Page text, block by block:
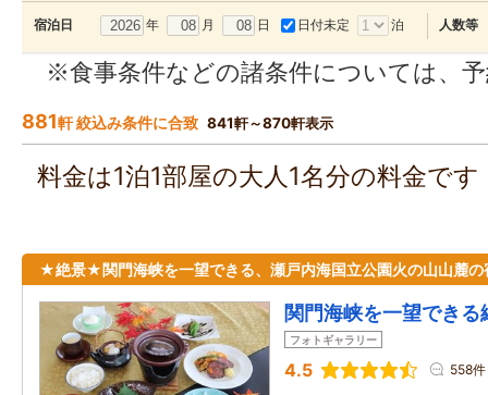
宿泊日 年 月 日 日付未定 泊 人数等
※食事条件などの諸条件については、
881軒 絞込み条件に合致 841軒～870軒表示
料金は1泊1部屋の大人1名分の料金で
★絶景★関門海峡を一望できる、瀬戸内海国立公園火の山山麓の
関門海峡を一望でき
フォトギャラリー
4.5 558件